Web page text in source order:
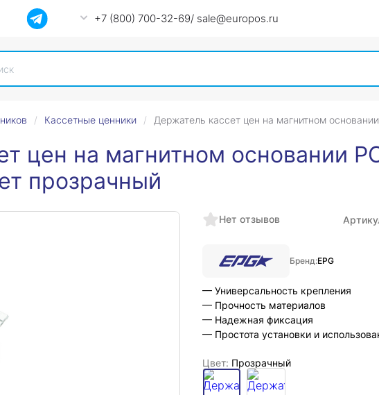
+7 (800) 700-32-69/ sale@europos.ru
Кассетные ценники Держатель кассет цен на магнитном
цен на магнитном основании
прозрачный
Нет отзывов
Бренд:EPG
— Универсальность крепления
— Прочность материалов
— Надежная фиксация
— Простота установки и
Цвет: Прозрачный